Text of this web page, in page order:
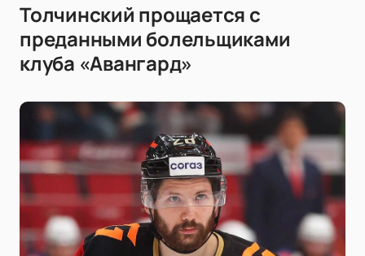
Толчинский прощается с
преданными болельщиками
клуба «Авангард»